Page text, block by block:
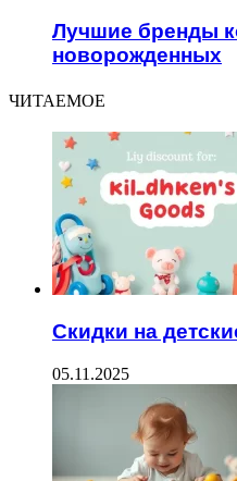
Лучшие бренды
новорожденных
ЧИТАЕМОЕ
Скидки на
05.11.2025